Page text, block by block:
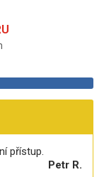
přístup.
Petr R.